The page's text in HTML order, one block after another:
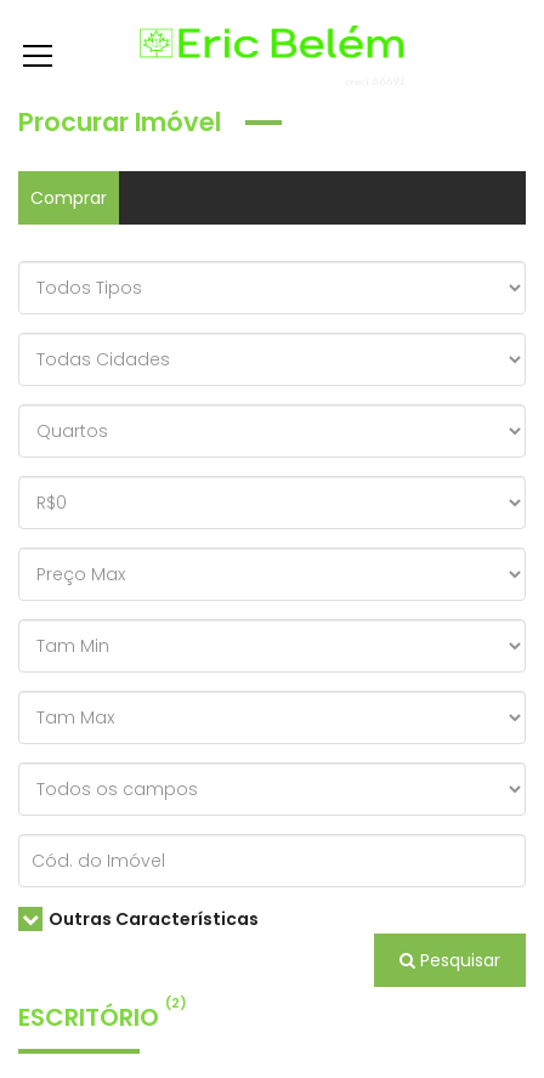
Procurar Imóvel
Comprar
Outras Características
Pesquisar
ESCRITÓRIO (2)